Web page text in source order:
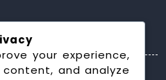
your experience,
and analyze